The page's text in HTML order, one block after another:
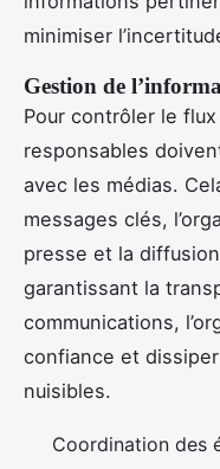
minimiser
Gestion de
Pour contrôler le
responsables
avec les médias.
messages clés,
presse et la
garantissant la
communications,
confiance et
nuisibles.
Coordination des